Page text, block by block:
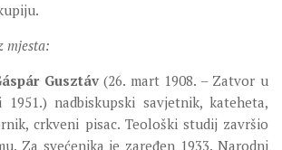
mjesta:
Gusztáv(26. mart 1908. – Zatvor u
1951.) nadbiskupski savjetnik, kateheta,
crkveni pisac. Teološki studij završio
Za svećenika je zaređen 1933. Narodni